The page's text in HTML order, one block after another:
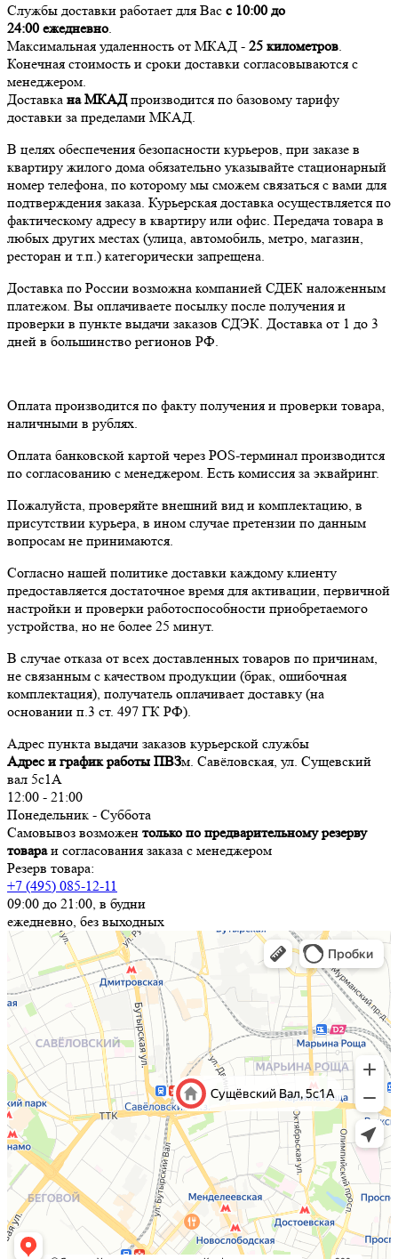
Службы доставки работает для Вас с 10:00 до
24:00 ежедневно.
Максимальная удаленность от МКАД - 25 километров.
Конечная стоимость и сроки доставки согласовываются с
менеджером.
Доставка на МКАДпроизводится по базовому тарифу
доставки за пределами МКАД.
В целях обеспечения безопасности курьеров, при заказе в
квартиру жилого дома обязательно указывайте стационарный
номер телефона, по которому мы сможем связаться с вами для
подтверждения заказа. Курьерская доставка осуществляется по
фактическому адресу в квартиру или офис. Передача товара в
любых других местах (улица, автомобиль, метро, магазин,
ресторан и т.п.) категорически запрещена.
Доставка по России возможна компанией СДЕК наложенным
платежом. Вы оплачиваете посылку после получения и
проверки в пункте выдачи заказов СДЭК. Доставка от 1 до 3
дней в большинство регионов РФ.
Оплата производится по факту получения и проверки товара,
наличными в рублях.
Оплата банковской картой через POS-терминал производится
по согласованию с менеджером. Есть комиссия за эквайринг.
Пожалуйста, проверяйте внешний вид и комплектацию, в
присутствии курьера, в ином случае претензии по данным
вопросам не принимаются.
Согласно нашей политике доставки каждому клиенту
предоставляется достаточное время для активации, первичной
настройки и проверки работоспособности приобретаемого
устройства, но не более 25 минут.
В случае отказа от всех доставленных товаров по причинам,
не связанным с качеством продукции (брак, ошибочная
комплектация), получатель оплачивает доставку (на
основании п.3 ст. 497 ГК РФ).
Адрес пункта выдачи заказов курьерской службы
Адрес и график работы ПВЗм. Савёловская, ул. Сущевский
вал 5с1А
12:00 - 21:00
Понедельник - Суббота
Самовывоз возможен только по предварительному резерву
товараи согласования заказа с менеджером
Резерв товара:
+7 (495) 085-12-11
09:00 до 21:00, в будни
ежедневно, без выходных